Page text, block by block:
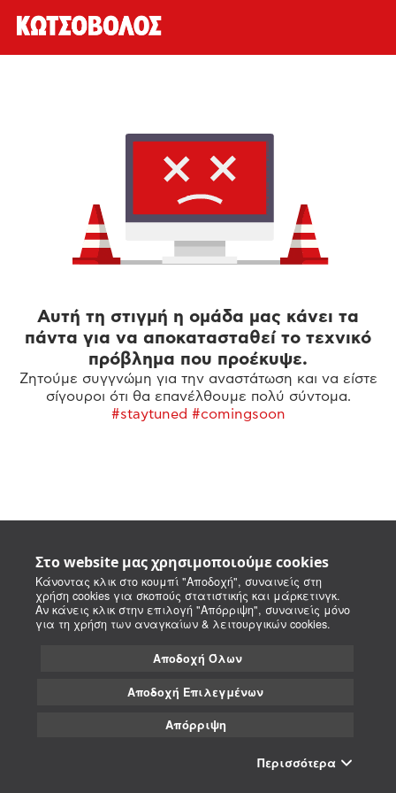
Στο website μας χρησιμοποιούμε cookies
Κάνοντας κλικ στο κουμπί "Αποδοχή", συναινείς στη
χρήση cookies για σκοπούς στατιστικής και μάρκετινγκ.
Αν κάνεις κλικ στην επιλογή "Απόρριψη", συναινείς μόνο
για τη χρήση των αναγκαίων & λειτουργικών cookies.
Αποδοχή Όλων
Αποδοχή Επιλεγμένων
Απόρριψη
Περισσότερα
Αυτή τη στιγμή η ομάδα μας κάνει τα
πάντα για να αποκατασταθεί το τεχνικό
πρόβλημα που προέκυψε.
Ζητούμε συγγνώμη για την αναστάτωση και να είστε
σίγουροι ότι θα επανέλθουμε πολύ σύντομα.
#staytuned #comingsoon